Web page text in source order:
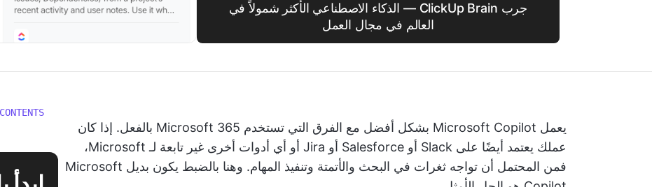
جرب ClickUp Brain — الذكاء الاصطناعي الأكثر شمولاً في
العالم في مجال العمل
يعمل Microsoft Copilot بشكل أفضل مع الفرق التي تستخدم Microsoft 365 بالفعل. إذا كان
عملك يعتمد أيضًا على Slack أو Salesforce أو Jira أو أي أدوات أخرى غير تابعة لـ Microsoft،
فمن المحتمل أن تواجه ثغرات في البحث والأتمتة وتنفيذ المهام. وهنا بالضبط يكون بديل Microsoft